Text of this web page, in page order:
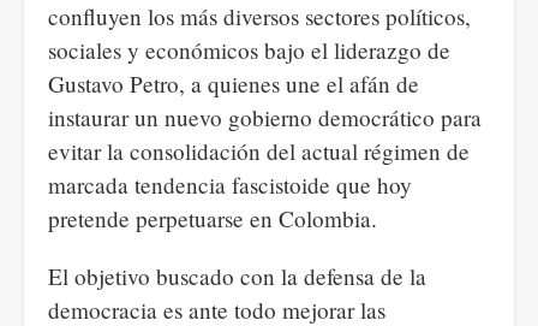
confluyen los más diversos sectores políticos,
sociales y económicos bajo el liderazgo de
Gustavo Petro, a quienes une el afán de
instaurar un nuevo gobierno democrático para
evitar la consolidación del actual régimen de
marcada tendencia fascistoide que hoy
pretende perpetuarse en Colombia.
El objetivo buscado con la defensa de la
democracia es ante todo mejorar las